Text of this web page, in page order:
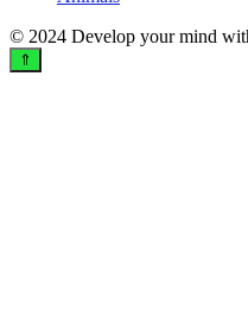
© 2024 Develop your mind